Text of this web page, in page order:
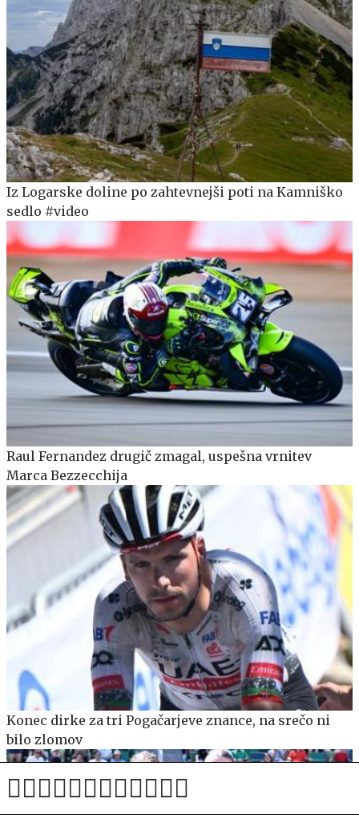
Iz Logarske doline po zahtevnejši poti na Kamniško
sedlo #video
Raul Fernandez drugič zmagal, uspešna vrnitev
Marca Bezzecchija
Konec dirke za tri Pogačarjeve znance, na srečo ni
bilo zlomov